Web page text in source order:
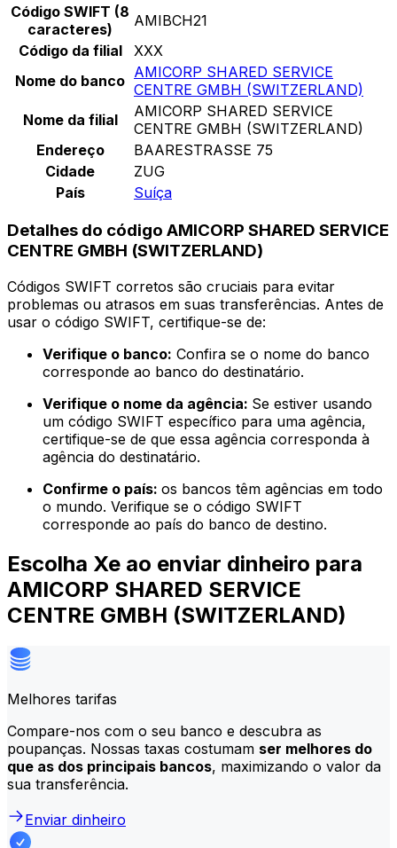
Código SWIFT (8
caracteres)
AMIBCH21
Código da filial
XXX
Nome do banco AMICORP SHARED SERVICE
CENTRE GMBH (SWITZERLAND)
Nome da filial
AMICORP SHARED SERVICE
CENTRE GMBH (SWITZERLAND)
Endereço
BAARESTRASSE 75
Cidade
ZUG
País
Suíça
Detalhes do código AMICORP SHARED SERVICE
CENTRE GMBH (SWITZERLAND)
Códigos SWIFT corretos são cruciais para evitar
problemas ou atrasos em suas transferências. Antes de
usar o código SWIFT, certifique-se de:
Verifique o banco: Confira se o nome do banco
corresponde ao banco do destinatário.
Verifique o nome da agência: Se estiver usando
um código SWIFT específico para uma agência,
certifique-se de que essa agência corresponda à
agência do destinatário.
Confirme o país: os bancos têm agências em todo
o mundo. Verifique se o código SWIFT
corresponde ao país do banco de destino.
Escolha Xe ao enviar dinheiro para
AMICORP SHARED SERVICE
CENTRE GMBH (SWITZERLAND)
Melhores tarifas
Compare-nos com o seu banco e descubra as
poupanças. Nossas taxas costumam ser melhores do
que as dos principais bancos, maximizando o valor da
sua transferência.
Enviar dinheiro